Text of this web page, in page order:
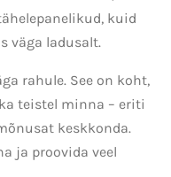
kuid
väga ladusalt.
rahule. See on koht,
teistel minna – eriti
keskkonda.
ja proovida veel